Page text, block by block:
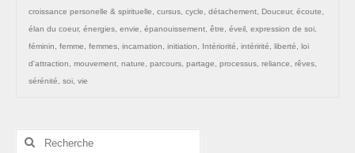
croissance personelle & spirituelle cursus cycle détachement Douceur, écoute
élan du coeur, énergies envie épanouissement être éveil expression de soi
féminin
femme femmes incarnation initiation Intériorité intéririté liberté
loi
d'attraction
mouvement nature parcours partage processus reliance rêves
sérénité
soi vie
Rechercher